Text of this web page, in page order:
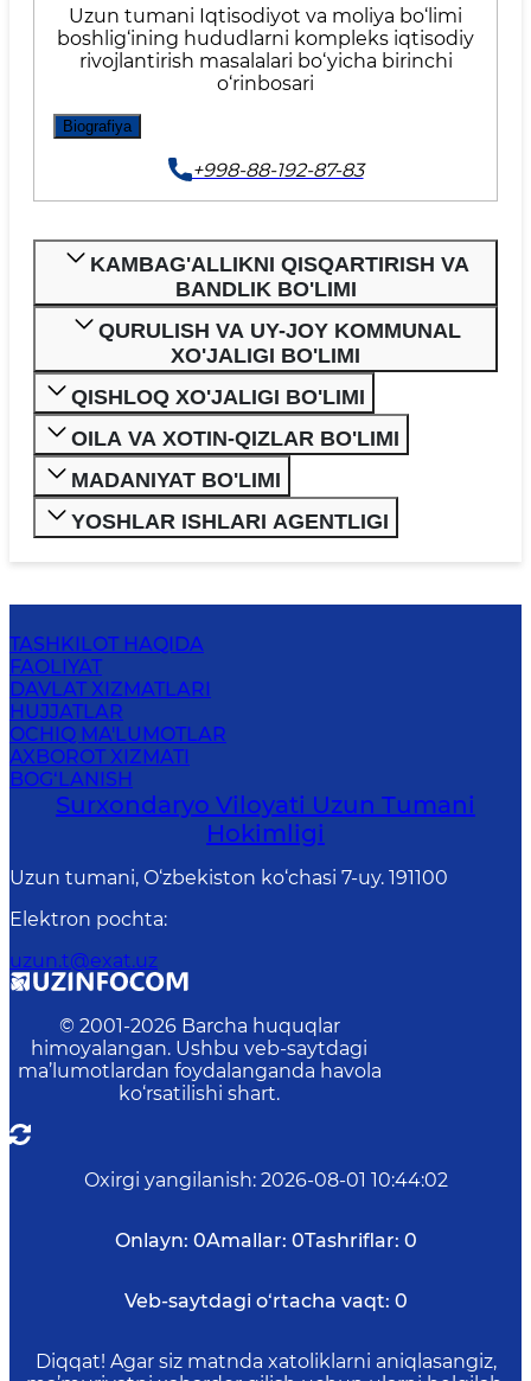
Uzun tumani Iqtisodiyot va moliya bo‘limi
boshlig‘ining hududlarni kompleks iqtisodiy
rivojlantirish masalalari bo‘yicha birinchi
o‘rinbosari
Biografiya
+998-88-192-87-83
KAMBAG'ALLIKNI QISQARTIRISH VA
BANDLIK BO'LIMI
QURULISH VA UY-JOY KOMMUNAL
XO'JALIGI BO'LIMI
QISHLOQ XO'JALIGI BO'LIMI
OILA VA XOTIN-QIZLAR BO'LIMI
MADANIYAT BO'LIMI
YOSHLAR ISHLARI AGENTLIGI
TASHKILOT HAQIDA
FAOLIYAT
DAVLAT XIZMATLARI
HUJJATLAR
OCHIQ MA'LUMOTLAR
AXBOROT XIZMATI
BOG‘LANISH
Surxondaryo Viloyati Uzun Tumani
Hokimligi
Uzun tumani, O‘zbekiston ko‘chasi 7-uy. 191100
Elektron pochta:
uzun.t@exat.uz
© 2001-2026 Barcha huquqlar
himoyalangan. Ushbu veb-saytdagi
ma’lumotlardan foydalanganda havola
ko‘rsatilishi shart.
Oxirgi yangilanish: 2026-08-01 10:44:02
Onlayn: 0Amallar: 0Tashriflar: 0
Veb-saytdagi o‘rtacha vaqt: 0
Diqqat! Agar siz matnda xatoliklarni aniqlasangiz,